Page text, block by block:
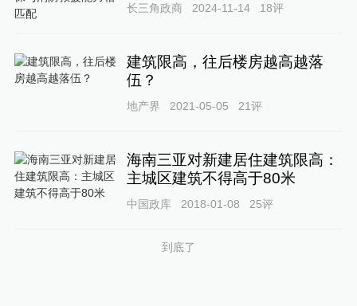
长三角政商 2024-11-14 18评
建筑限高，往后楼房越高越落
伍？
地产界 2021-05-05 21评
海南三亚对新建居住建筑限高：
主城区建筑不得高于80米
中国政库 2018-01-08 25评
到底了